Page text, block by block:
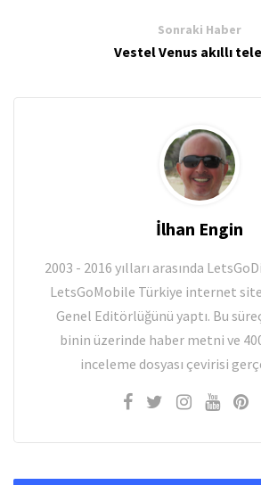
Sonraki Haber
Vestel Venus akıllı
İlhan Engin
2003 - 2016 yılları arasında
LetsGoMobile Türkiye internet
Genel Editörlüğünü yaptı. Bu
binin üzerinde haber metni ve
inceleme dosyası çevirisi